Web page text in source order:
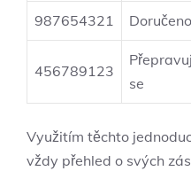
987654321 Doručeno
456789123
se
Využitím těchto
vždy přehled o svých